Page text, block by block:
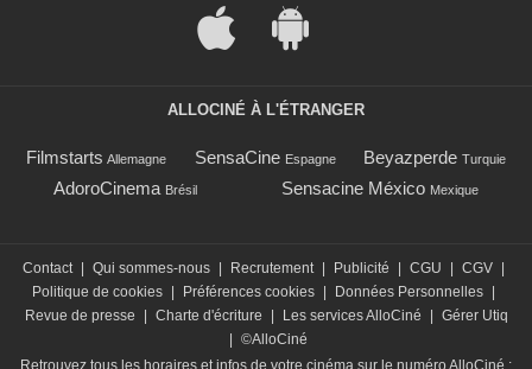
ALLOCINÉ À L'ÉTRANGER
Filmstarts Allemagne SensaCine Espagne Beyazperde Turquie
AdoroCinema Brésil Sensacine México Mexique
Contact Qui sommes-nous Recrutement Publicité CGU CGV
Politique de cookies
Préférences cookies Données Personnelles
Revue de presse
Charte d'écriture Les services AlloCiné
Gérer Utiq
©AlloCiné